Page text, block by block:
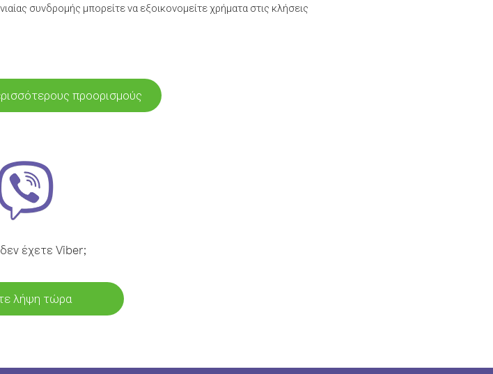
συνδρομής μπορείτε να εξοικονομείτε χρήματα στις κλήσεις
προορισμούς
έχετε Viber;
λήψη τώρα